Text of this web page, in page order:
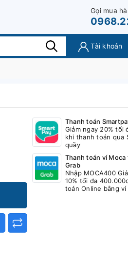
Gọi mua
Tài khoản
Thanh toán
Giảm ngay 20% tối
khi thanh toán qua
quầy
Thanh toán ví
Grab
Nhập MOCA400
10% tối đa
toán Online bằng ví